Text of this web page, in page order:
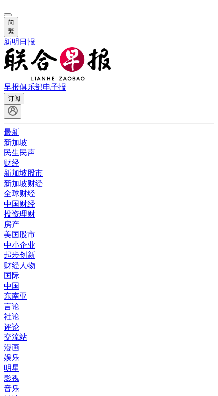
简
繁
新明日报
早报俱乐部电子报
订阅
最新
新加坡
民生民声
财经
新加坡股市
新加坡财经
全球财经
中国财经
投资理财
房产
美国股市
中小企业
起步创新
财经人物
国际
中国
东南亚
言论
社论
评论
交流站
漫画
娱乐
明星
影视
音乐